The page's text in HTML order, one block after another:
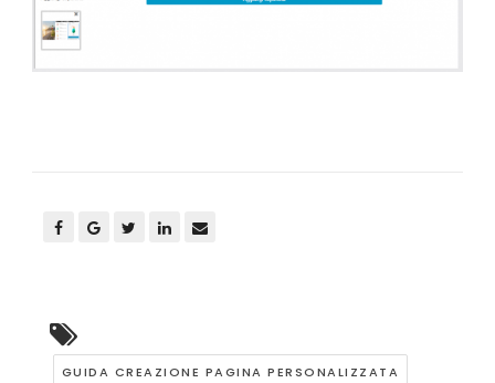
GUIDA CREAZIONE PAGINA PERSONALIZZATA